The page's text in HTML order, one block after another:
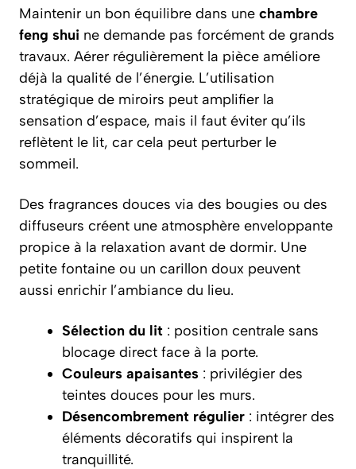
Maintenir un bon équilibre dans une chambre
feng shui ne demande pas forcément de grands
travaux. Aérer régulièrement la pièce améliore
déjà la qualité de l’énergie. L’utilisation
stratégique de miroirs peut amplifier la
sensation d’espace, mais il faut éviter qu’ils
reflètent le lit, car cela peut perturber le
sommeil.
Des fragrances douces via des bougies ou des
diffuseurs créent une atmosphère enveloppante
propice à la relaxation avant de dormir. Une
petite fontaine ou un carillon doux peuvent
aussi enrichir l’ambiance du lieu.
Sélection du lit : position centrale sans
blocage direct face à la porte.
Couleurs apaisantes : privilégier des
teintes douces pour les murs.
Désencombrement régulier : intégrer des
éléments décoratifs qui inspirent la
tranquillité.